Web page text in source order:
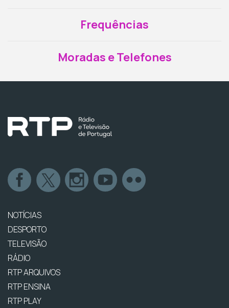
Frequências
Moradas e Telefones
NOTÍCIAS
DESPORTO
TELEVISÃO
RÁDIO
RTP ARQUIVOS
RTP ENSINA
RTP PLAY